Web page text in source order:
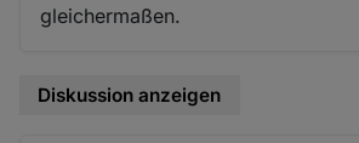
gleichermaßen.
Diskussion anzeigen